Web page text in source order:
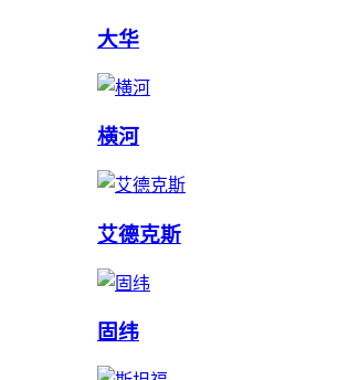
大华
横河
艾德克斯
固纬